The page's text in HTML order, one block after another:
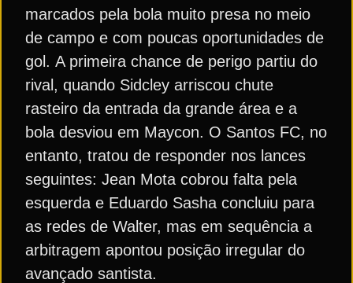
marcados pela bola muito presa no meio
de campo e com poucas oportunidades de
gol. A primeira chance de perigo partiu do
rival, quando Sidcley arriscou chute
rasteiro da entrada da grande área e a
bola desviou em Maycon. O Santos FC, no
entanto, tratou de responder nos lances
seguintes: Jean Mota cobrou falta pela
esquerda e Eduardo Sasha concluiu para
as redes de Walter, mas em sequência a
arbitragem apontou posição irregular do
avançado santista.